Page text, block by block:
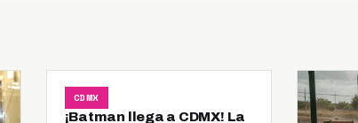
CDMX
¡Batman llega a CDMX! La